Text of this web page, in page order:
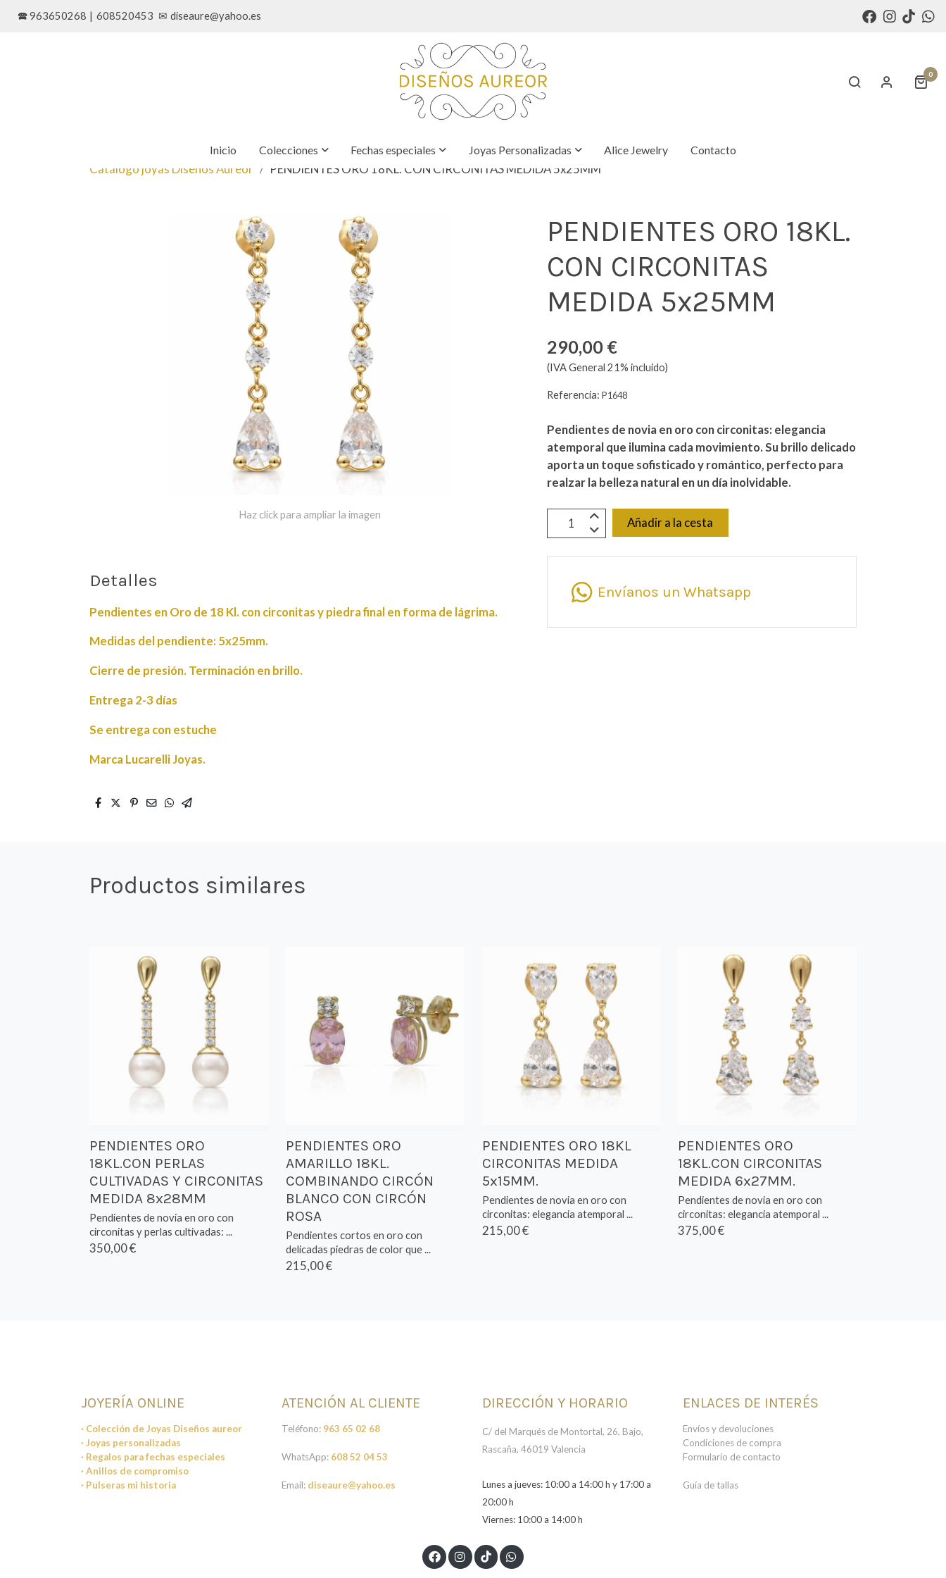
🕿 963650268 | 608520453 ✉ diseaure@yahoo.es
0
Inicio Colecciones Fechas especiales Joyas Personalizadas Alice Jewelry Contacto
Catálogo joyas Diseños Aureor PENDIENTES ORO 18KL. CON CIRCONITAS MEDIDA 5x25MM
Haz click para ampliar la imagen
Detalles
Pendientes en Oro de 18 Kl. con circonitas y piedra final en forma de lágrima.
Medidas del pendiente: 5x25mm.
Cierre de presión. Terminación en brillo.
Entrega 2-3 días
Se entrega con estuche
Marca Lucarelli Joyas.
PENDIENTES ORO 18KL.
CON CIRCONITAS
MEDIDA 5x25MM
290,00 €
(IVA General 21% incluido)
Referencia:P1648
Pendientes de novia en oro con circonitas: elegancia
atemporal que ilumina cada movimiento. Su brillo delicado
aporta un toque sofisticado y romántico, perfecto para
realzar la belleza natural en un día inolvidable.
Añadir a la cesta
Envíanos un Whatsapp
Productos similares
PENDIENTES ORO
18KL.CON PERLAS
CULTIVADAS Y CIRCONITAS
MEDIDA 8x28MM
Pendientes de novia en oro con
circonitas y perlas cultivadas: ...
350,00 €
PENDIENTES ORO
AMARILLO 18KL.
COMBINANDO CIRCÓN
BLANCO CON CIRCÓN
ROSA
Pendientes cortos en oro con
delicadas piedras de color que ...
215,00 €
PENDIENTES ORO 18KL
CIRCONITAS MEDIDA
5x15MM.
Pendientes de novia en oro con
circonitas: elegancia atemporal ...
215,00 €
PENDIENTES ORO
18KL.CON CIRCONITAS
MEDIDA 6x27MM.
Pendientes de novia en oro con
circonitas: elegancia atemporal ...
375,00 €
JOYERÍA ONLINE
· Colección de Joyas Diseños aureor
· Joyas personalizadas
· Regalos para fechas especiales
· Anillos de compromiso
· Pulseras mi historia
ATENCIÓN AL CLIENTE
Teléfono: 963 65 02 68
WhatsApp: 608 52 04 53
Email: diseaure@yahoo.es
DIRECCIÓN Y HORARIO
C/ del Marqués de Montortal, 26, Bajo,
Rascaña, 46019 Valencia
Lunes a jueves: 10:00 a 14:00 h y 17:00 a
20:00 h
Viernes: 10:00 a 14:00 h
ENLACES DE INTERÉS
Envíos y devoluciones
Condiciones de compra
Formulario de contacto
Guía de tallas